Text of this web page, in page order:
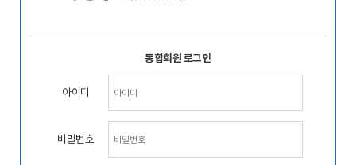
통합회원 로그인
아이디
비밀번호